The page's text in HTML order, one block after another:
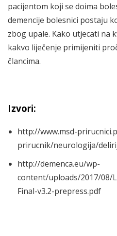
pacijentom koji se doima
demencije bolesnici postaju
zbog upale. Kako utjecati na
kakvo liječenje primijeniti
člancima.
Izvori:
http://www.msd-
prirucnik/neurologija/
http://demenca.eu/wp-
content/uploads/2017/08/
Final-v3.2-prepress.pdf